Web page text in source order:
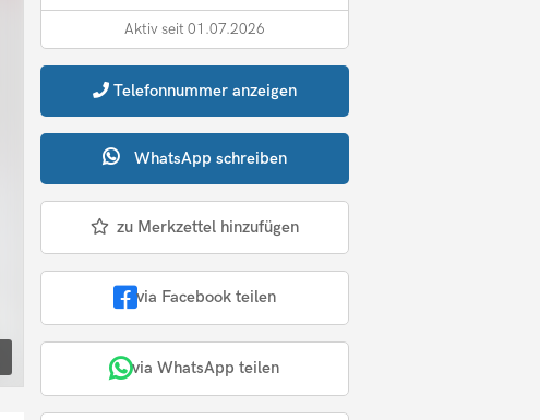
Aktiv seit 01.07.2026
Telefonnummer anzeigen
WhatsApp schreiben
zu Merkzettel hinzufügen
via Facebook teilen
via WhatsApp teilen